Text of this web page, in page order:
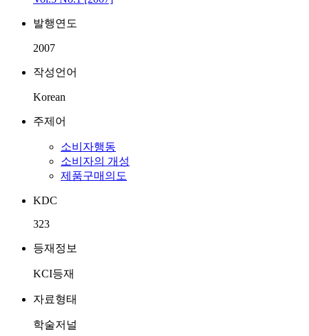
발행연도
2007
작성언어
Korean
주제어
소비자행동
소비자의 개성
제품구매의도
KDC
323
등재정보
KCI등재
자료형태
학술저널